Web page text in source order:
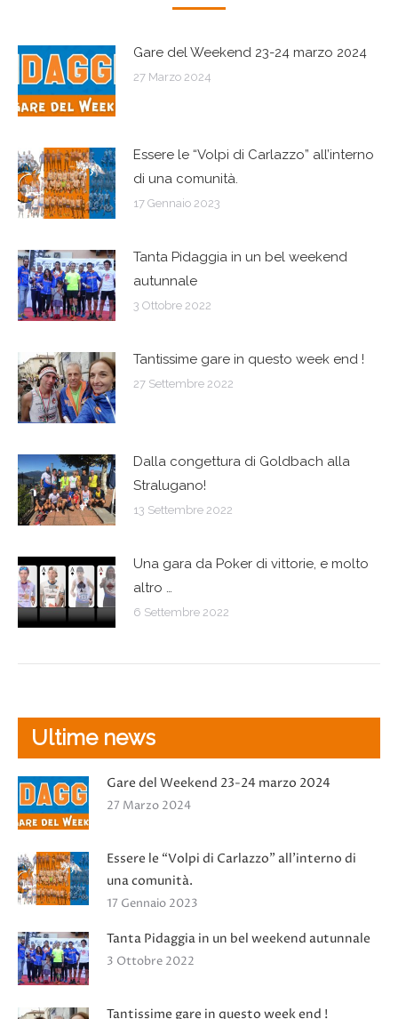
i
post
Gare del Weekend 23-24 marzo 2024
27 Marzo 2024
Essere le “Volpi di Carlazzo” all’interno
di una comunità.
17 Gennaio 2023
Tanta Pidaggia in un bel weekend
autunnale
3 Ottobre 2022
Tantissime gare in questo week end !
27 Settembre 2022
Dalla congettura di Goldbach alla
Stralugano!
13 Settembre 2022
Una gara da Poker di vittorie, e molto
altro …
6 Settembre 2022
Ultime news
Gare del Weekend 23-24 marzo 2024
27 Marzo 2024
Essere le “Volpi di Carlazzo” all’interno di
una comunità.
17 Gennaio 2023
Tanta Pidaggia in un bel weekend autunnale
3 Ottobre 2022
Tantissime gare in questo week end !